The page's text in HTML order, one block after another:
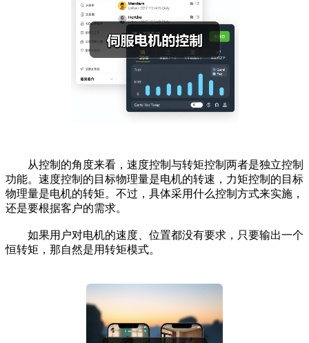
从控制的角度来看，速度控制与转矩控制两者是独立控制
功能。速度控制的目标物理量是电机的转速，力矩控制的目标
物理量是电机的转矩。不过，具体采用什么控制方式来实施，
还是要根据客户的需求。
如果用户对电机的速度、位置都没有要求，只要输出一个
恒转矩，那自然是用转矩模式。